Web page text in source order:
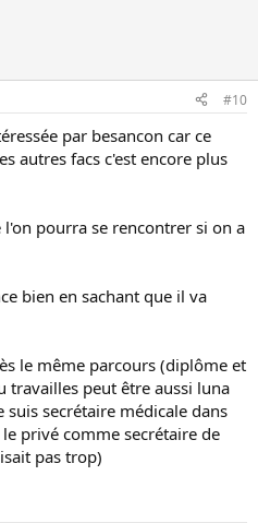
#10
par besancon car ce
autres facs c'est encore plus
pourra se rencontrer si on a
bien en sachant que il va
le même parcours (diplôme et
travailles peut être aussi luna
secrétaire médicale dans
privé comme secrétaire de
pas trop)